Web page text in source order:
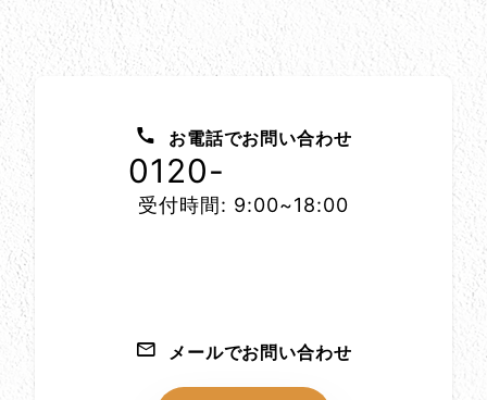
お電話でお問い合わせ
0120-
受付時間: 9:00~18:00
メールでお問い合わせ